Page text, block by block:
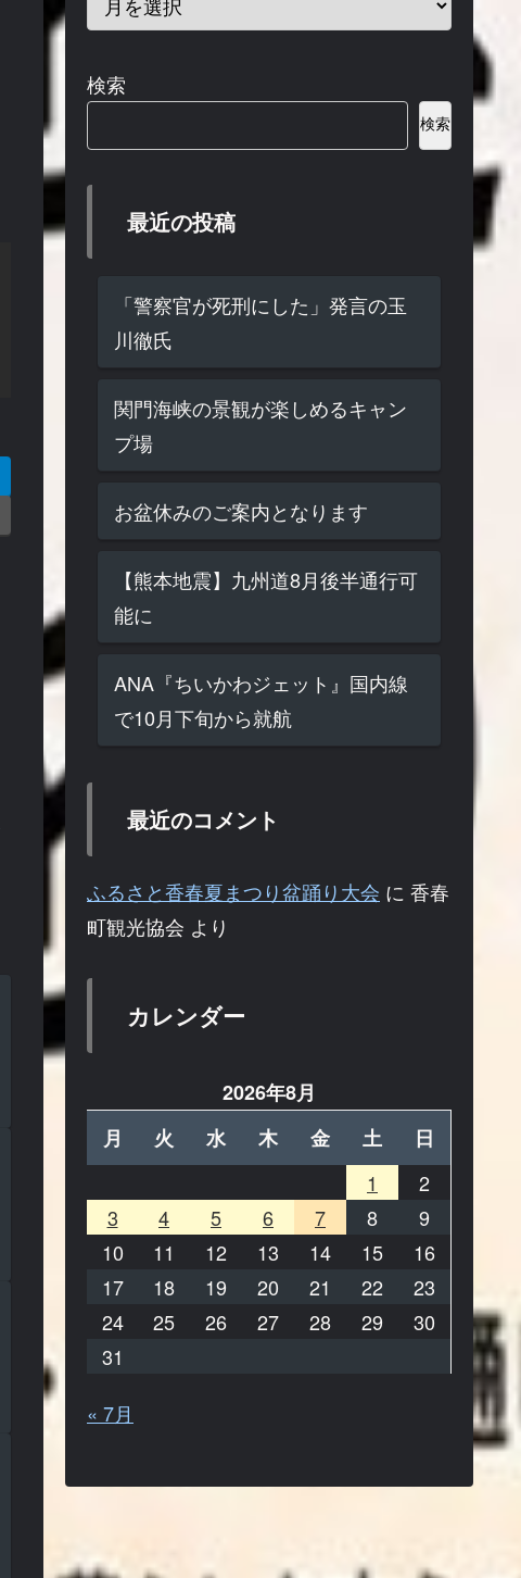
検索
検索
最近の投稿
「警察官が死刑にした」発言の玉
川徹氏
関門海峡の景観が楽しめるキャン
プ場
お盆休みのご案内となります
【熊本地震】九州道8月後半通行可
能に
ANA『ちいかわジェット』国内線
で10月下旬から就航
最近のコメント
ふるさと香春夏まつり盆踊り大会 に 香春
町観光協会 より
カレンダー
2026年8月
月
火 水 木 金 土
日
1
2
3
4 5 6 7 8
9
10
11 12 13 14 15
16
17
18 19 20 21 22
23
24
25 26 27 28 29
30
31
« 7月